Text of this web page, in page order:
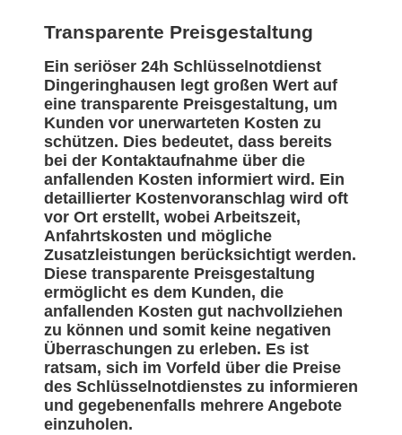
Transparente Preisgestaltung
Ein seriöser 24h Schlüsselnotdienst
Dingeringhausen legt großen Wert auf
eine transparente Preisgestaltung, um
Kunden vor unerwarteten Kosten zu
schützen. Dies bedeutet, dass bereits
bei der Kontaktaufnahme über die
anfallenden Kosten informiert wird. Ein
detaillierter Kostenvoranschlag wird oft
vor Ort erstellt, wobei Arbeitszeit,
Anfahrtskosten und mögliche
Zusatzleistungen berücksichtigt werden.
Diese transparente Preisgestaltung
ermöglicht es dem Kunden, die
anfallenden Kosten gut nachvollziehen
zu können und somit keine negativen
Überraschungen zu erleben. Es ist
ratsam, sich im Vorfeld über die Preise
des Schlüsselnotdienstes zu informieren
und gegebenenfalls mehrere Angebote
einzuholen.